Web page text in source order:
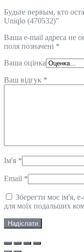
Будьте первым, кто
Uniqlo (470532)”
Ваша e-mail адреса не
поля позначені *
Ваша оцінка
Ваш відгук *
Ім'я *
Email *
Зберегти моє ім'я,
для моїх подальших